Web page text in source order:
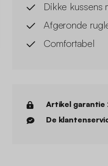
Dikke kussens
Afgeronde
Comfortabel
Artikel garantie
De